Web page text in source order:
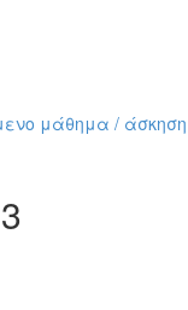
μάθημα / άσκηση